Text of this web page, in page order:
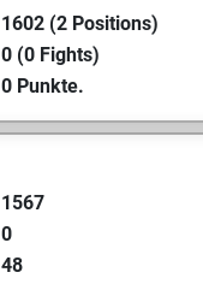
1602 (2 Positions)
0 (0 Fights)
0 Punkte.
1567
0
48